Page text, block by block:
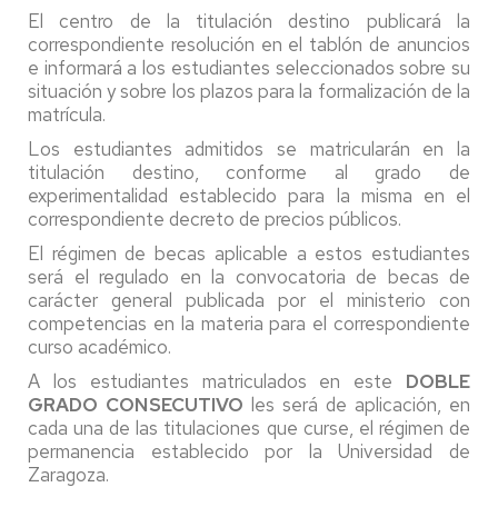
El centro de la titulación destino publicará la
correspondiente resolución en el tablón de anuncios
e informará a los estudiantes seleccionados sobre su
situación y sobre los plazos para la formalización de la
matrícula.
Los estudiantes admitidos se matricularán en la
titulación destino, conforme al grado de
experimentalidad establecido para la misma en el
correspondiente decreto de precios públicos.
El régimen de becas aplicable a estos estudiantes
será el regulado en la convocatoria de becas de
carácter general publicada por el ministerio con
competencias en la materia para el correspondiente
curso académico.
A los estudiantes matriculados en este DOBLE
GRADO CONSECUTIVO les será de aplicación, en
cada una de las titulaciones que curse, el régimen de
permanencia establecido por la Universidad de
Zaragoza.